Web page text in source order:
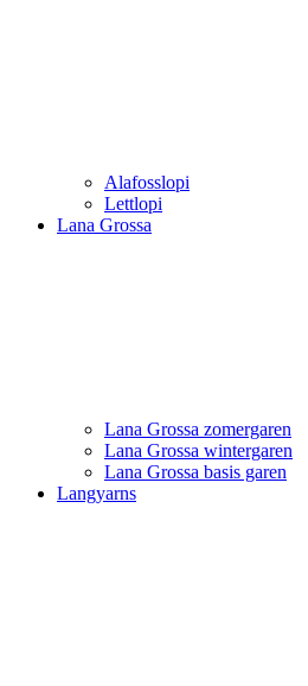
Alafosslopi
Lettlopi
Lana Grossa
Lana Grossa zomergaren
Lana Grossa wintergaren
Lana Grossa basis garen
Langyarns